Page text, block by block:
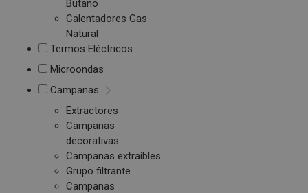
Butano
Calentadores Gas
Natural
Termos Eléctricos
Microondas
Campanas
Extractores
Campanas
decorativas
Campanas extraíbles
Grupo filtrante
Campanas